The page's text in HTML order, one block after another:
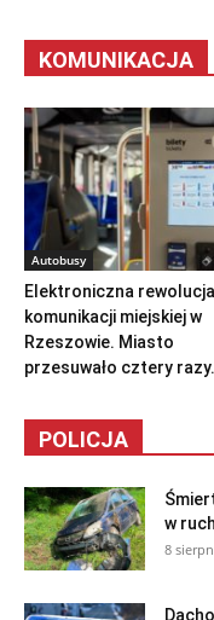
KOMUNIKACJA
Autobusy
Elektroniczna
komunikacji miejskiej w
Rzeszowie. Miasto
przesuwało cztery
POLICJA
w
8